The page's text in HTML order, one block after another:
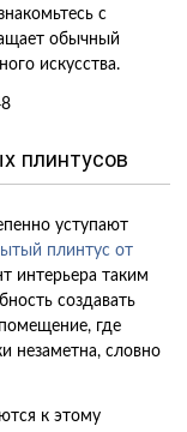
с
обычный
искусства.
плинтусов
уступают
плинтус от
интерьера таким
создавать
где
незаметна, словно
к этому